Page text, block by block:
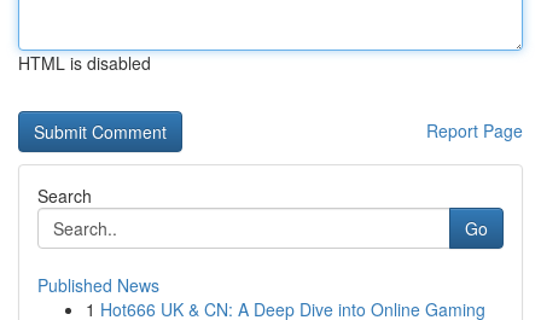
HTML is disabled
Report Page
Search
Go
Published News
1 Hot666 UK & CN: A Deep Dive into Online Gaming